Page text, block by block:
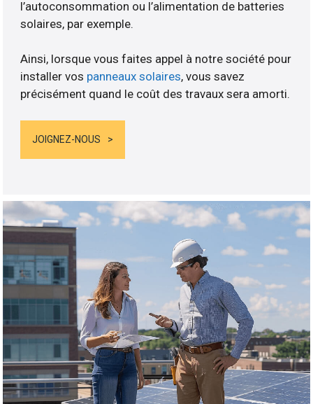
l’autoconsommation ou l’alimentation de batteries
solaires, par exemple.
Ainsi, lorsque vous faites appel à notre société pour
installer vos panneaux solaires, vous savez
précisément quand le coût des travaux sera amorti.
JOIGNEZ-NOUS